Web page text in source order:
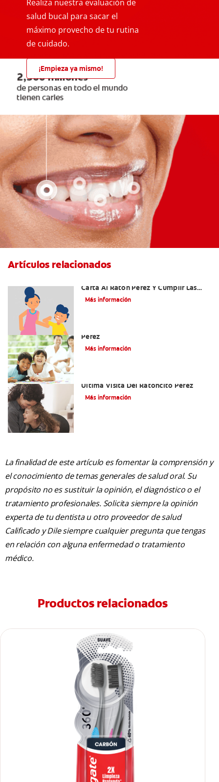
Realiza nuestra evaluación de
salud bucal para sacar el
máximo provecho de tu rutina
de cuidado.
¡Empieza ya mismo!
Artículos relacionados
Carta Al Ratón Pérez Y Cumplir Las
Fantasías De Su Hijo/A
Más información
Pérez
Más información
Última Visita Del Ratoncito Pérez
Más información
La finalidad de este artículo es fomentar la comprensión y
el conocimiento de temas generales de salud oral. Su
propósito no es sustituir la opinión, el diagnóstico o el
tratamiento profesionales. Solicita siempre la opinión
experta de tu dentista u otro proveedor de salud
Calificado y Dile siempre cualquier pregunta que tengas
en relación con alguna enfermedad o tratamiento
médico.
Productos relacionados